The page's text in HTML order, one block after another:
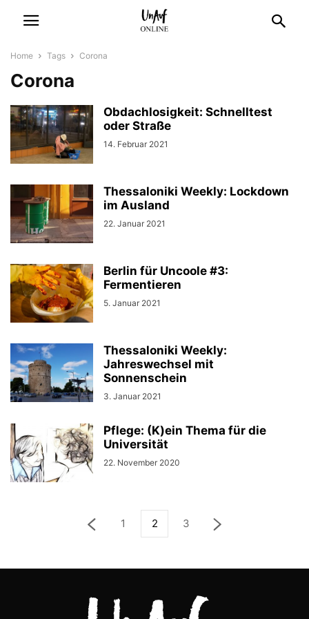
Home Tags Corona
Corona
Obdachlosigkeit: Schnelltest
oder Straße
14. Februar 2021
Thessaloniki Weekly: Lockdown
im Ausland
22. Januar 2021
Berlin für Uncoole #3:
Fermentieren
5. Januar 2021
Thessaloniki Weekly:
Jahreswechsel mit
Sonnenschein
3. Januar 2021
Pflege: (K)ein Thema für die
Universität
22. November 2020
1 2 3